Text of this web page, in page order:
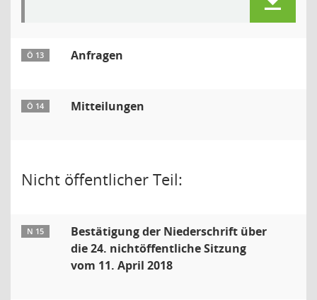
Ö 13 Anfragen
Ö 14 Mitteilungen
Nicht öffentlicher Teil:
N 15
Bestätigung der Niederschrift über
die 24. nichtöffentliche Sitzung
vom 11. April 2018